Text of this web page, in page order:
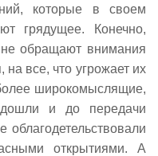
которые в своем
грядущее. Конечно,
обращают внимания
все, что угрожает их
широкомыслящие,
и до передачи
открытиями. А